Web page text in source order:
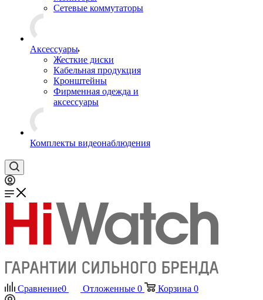
Сетевые коммутаторы
Аксессуары
Жесткие диски
Кабельная продукция
Кронштейны
Фирменная одежда и
аксессуары
Комплекты видеонаблюдения
Сравнение0 Отложенные 0 Корзина 0